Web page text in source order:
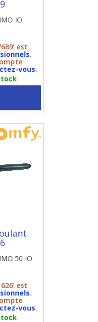
IO
est
.
vous.
50 IO
est
.
vous.